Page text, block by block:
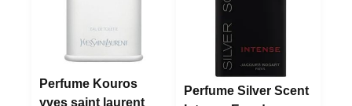
Lucre até
Revenda por
R$288,58
R$
Perfume Kouros
yves saint laurent
Perfume Silver Scent